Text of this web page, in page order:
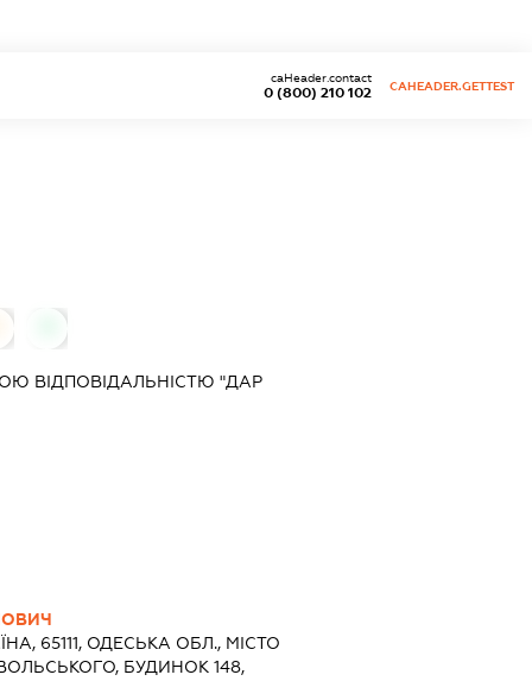
0 (800) 210 102
caHeader.contact
CAHEADER.GETTEST
ВІДПОВІДАЛЬНІСТЮ "ДАР
65111, ОДЕСЬКА ОБЛ., МІСТО
БУДИНОК 148,